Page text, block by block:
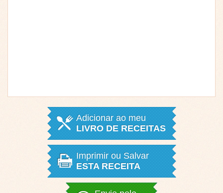
Adicionar ao meu
LIVRO DE RECEITAS
Imprimir ou Salvar
ESTA RECEITA